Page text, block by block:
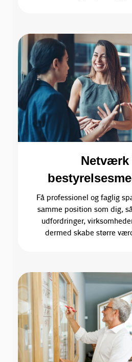
Netværk
Få professionel og faglig
samme position som dig,
udfordringer,
dermed skabe større